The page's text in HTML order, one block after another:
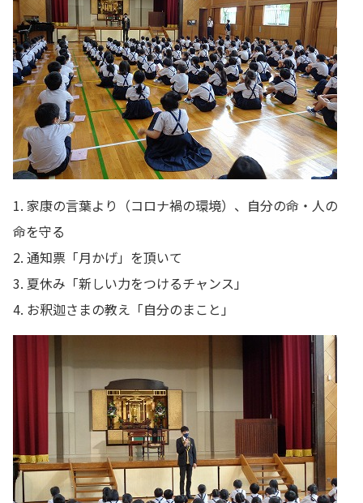
1. 家康の言葉より（コロナ禍の環境）、自分の命・人の
命を守る
2. 通知票「月かげ」を頂いて
3. 夏休み「新しい力をつけるチャンス」
4. お釈迦さまの教え「自分のまこと」